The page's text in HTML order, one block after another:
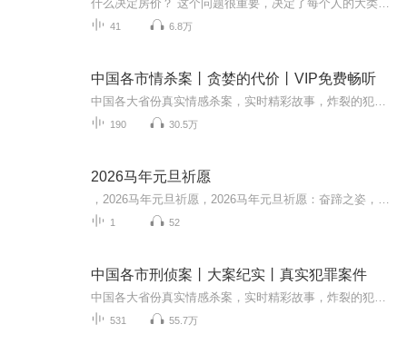
41 6.8万
中国各市情杀案丨贪婪的代价丨VIP免费畅听
190 30.5万
2026马年元旦祈愿
1 52
中国各市刑侦案丨大案纪实丨真实犯罪案件
531 55.7万